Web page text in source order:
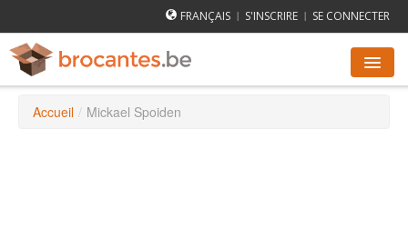
FRANÇAIS | S'INSCRIRE | SE CONNECTER
AGENDA DES BROCANTES
Accueil / Mickael Spoiden